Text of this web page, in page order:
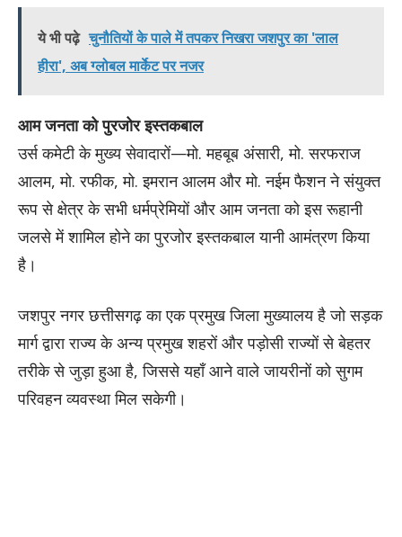
ये भी पढ़े चुनौतियों के पाले में तपकर निखरा जशपुर का 'लाल
हीरा', अब ग्लोबल मार्केट पर नजर
आम जनता को पुरजोर इस्तकबाल
उर्स कमेटी के मुख्य सेवादारों—मो. महबूब अंसारी, मो. सरफराज
आलम, मो. रफीक, मो. इमरान आलम और मो. नईम फैशन ने संयुक्त
रूप से क्षेत्र के सभी धर्मप्रेमियों और आम जनता को इस रूहानी
जलसे में शामिल होने का पुरजोर इस्तकबाल यानी आमंत्रण किया
है।
जशपुर नगर छत्तीसगढ़ का एक प्रमुख जिला मुख्यालय है जो सड़क
मार्ग द्वारा राज्य के अन्य प्रमुख शहरों और पड़ोसी राज्यों से बेहतर
तरीके से जुड़ा हुआ है, जिससे यहाँ आने वाले जायरीनों को सुगम
परिवहन व्यवस्था मिल सकेगी।